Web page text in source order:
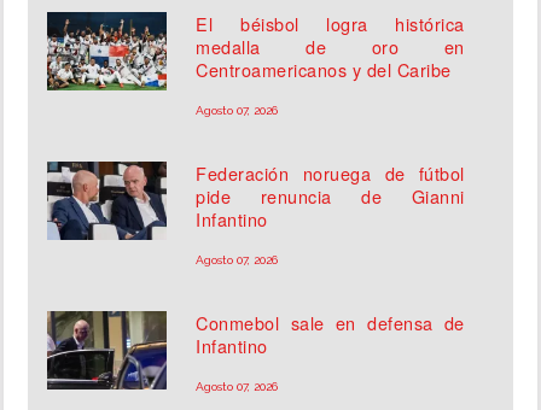
El béisbol logra histórica
medalla de oro en
Centroamericanos y del Caribe
Agosto 07, 2026
Federación noruega de fútbol
pide renuncia de Gianni
Infantino
Agosto 07, 2026
Conmebol sale en defensa de
Infantino
Agosto 07, 2026